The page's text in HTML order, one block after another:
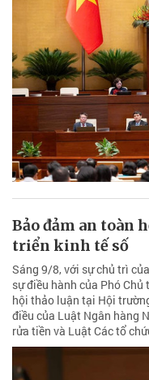
Bảo đảm an toàn
triển kinh tế số
Sáng 9/8, với sự chủ trì
sự điều hành của Phó
hội thảo luận tại Hội
điều của Luật Ngân hàng
rửa tiền và Luật Các tổ